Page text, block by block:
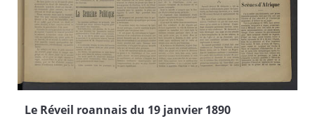
Le Réveil roannais du 19 janvier 1890